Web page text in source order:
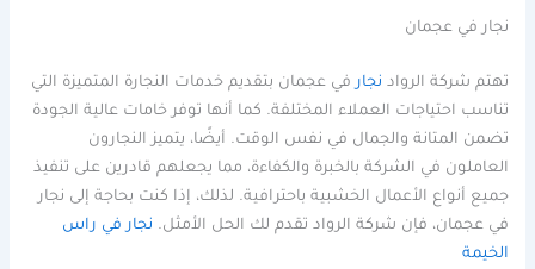
نجار في عجمان
تهتم شركة الرواد نجار في عجمان بتقديم خدمات النجارة المتميزة التي
تناسب احتياجات العملاء المختلفة. كما أنها توفر خامات عالية الجودة
تضمن المتانة والجمال في نفس الوقت. أيضًا، يتميز النجارون
العاملون في الشركة بالخبرة والكفاءة، مما يجعلهم قادرين على تنفيذ
جميع أنواع الأعمال الخشبية باحترافية. لذلك، إذا كنت بحاجة إلى نجار
في عجمان، فإن شركة الرواد تقدم لك الحل الأمثل. نجار في راس
الخيمة